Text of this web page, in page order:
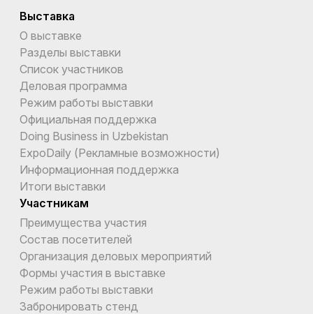
Выставка
О выставке
Разделы выставки
Список участников
Деловая программа
Режим работы выставки
Официальная поддержка
Doing Business in Uzbekistan
ExpoDaily (Рекламные возможности)
Информационная поддержка
Итоги выставки
Участникам
Преимущества участия
Состав посетителей
Организация деловых мероприятий
Формы участия в выставке
Режим работы выставки
Забронировать стенд